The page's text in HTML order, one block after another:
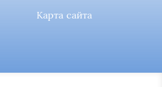
Карта сайта